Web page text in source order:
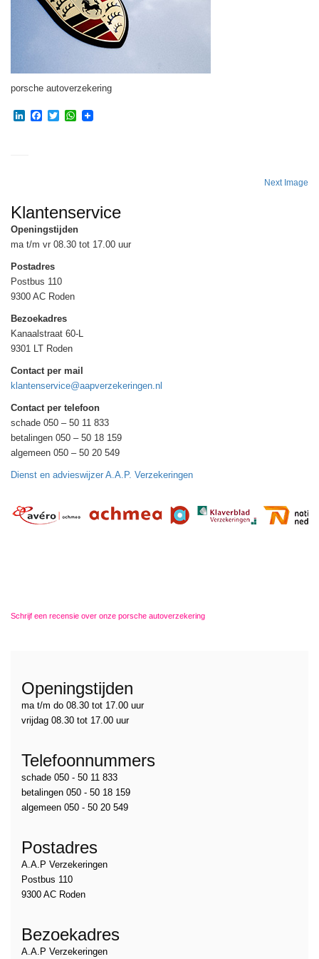
porsche autoverzekering
LinkedIn
Facebook
TwitterWhatsApp
Next Image
Klantenservice
Openingstijden
ma t/m vr 08.30 tot 17.00 uur
Postadres
Postbus 110
9300 AC Roden
Bezoekadres
Kanaalstraat 60-L
9301 LT Roden
Contact per mail
klantenservice@aapverzekeringen.nl
Contact per telefoon
schade 050 – 50 11 833
betalingen 050 – 50 18 159
algemeen 050 – 50 20 549
Dienst en advieswijzer A.A.P. Verzekeringen
Schrijf een recensie over onze porsche autoverzekering
Openingstijden
ma t/m do 08.30 tot 17.00 uur
vrijdag 08.30 tot 17.00 uur
Telefoonnummers
schade 050 - 50 11 833
betalingen 050 - 50 18 159
algemeen 050 - 50 20 549
Postadres
A.A.P Verzekeringen
Postbus 110
9300 AC Roden
Bezoekadres
A.A.P Verzekeringen